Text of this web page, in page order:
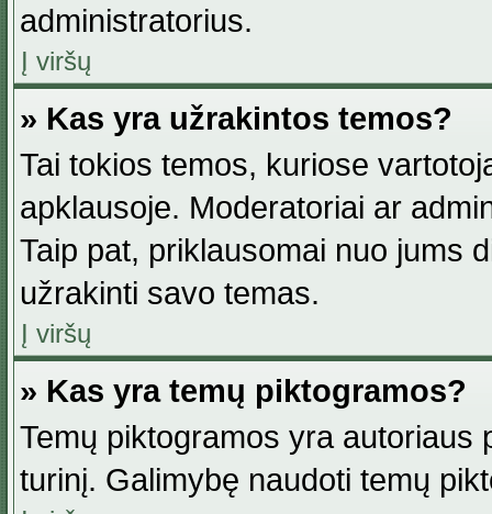
administratorius.
Į viršų
» Kas yra užrakintos temos?
Tai tokios temos, kuriose
apklausoje. Moderatoriai ar
Taip pat, priklausomai nuo jums
užrakinti savo temas.
Į viršų
» Kas yra temų piktogramos?
Temų piktogramos yra autoriaus
turinį. Galimybę naudoti temų